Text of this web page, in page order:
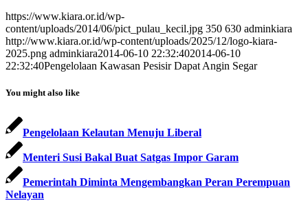
https://www.kiara.or.id/wp-
content/uploads/2014/06/pict_pulau_kecil.jpg 350 630 adminkiara
http://www.kiara.or.id/wp-content/uploads/2025/12/logo-kiara-
2025.png adminkiara2014-06-10 22:32:402014-06-10
22:32:40Pengelolaan Kawasan Pesisir Dapat Angin Segar
You might also like
Pengelolaan Kelautan Menuju Liberal
Menteri Susi Bakal Buat Satgas Impor Garam
Pemerintah Diminta Mengembangkan Peran Perempuan
Nelayan